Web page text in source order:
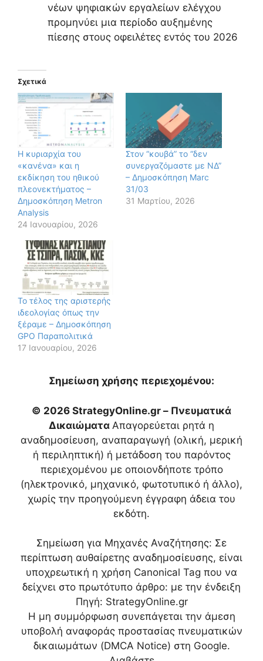
νέων ψηφιακών εργαλείων ελέγχου
προμηνύει μια περίοδο αυξημένης
πίεσης στους οφειλέτες εντός του 2026
Σχετικά
Η κυριαρχία του
«κανένα» και η
εκδίκηση του ηθικού
πλεονεκτήματος –
Δημοσκόπηση Metron
Analysis
24 Ιανουαρίου, 2026
Στον “κουβά” το “δεν
συνεργαζόμαστε με ΝΔ”
– Δημοσκόπηση Marc
31/03
31 Μαρτίου, 2026
Το τέλος της αριστερής
ιδεολογίας όπως την
ξέραμε – Δημοσκόπηση
GPO Παραπολιτικά
17 Ιανουαρίου, 2026
Σημείωση χρήσης περιεχομένου:
© 2026 StrategyOnline.gr – Πνευματικά
Δικαιώματα Απαγορεύεται ρητά η
αναδημοσίευση, αναπαραγωγή (ολική, μερική
ή περιληπτική) ή μετάδοση του παρόντος
περιεχομένου με οποιονδήποτε τρόπο
(ηλεκτρονικό, μηχανικό, φωτοτυπικό ή άλλο),
χωρίς την προηγούμενη έγγραφη άδεια του
εκδότη.
Σημείωση για Μηχανές Αναζήτησης: Σε
περίπτωση αυθαίρετης αναδημοσίευσης, είναι
υποχρεωτική η χρήση Canonical Tag που να
δείχνει στο πρωτότυπο άρθρο: με την ένδειξη
Πηγή: StrategyOnline.gr
Η μη συμμόρφωση συνεπάγεται την άμεση
υποβολή αναφοράς προστασίας πνευματικών
δικαιωμάτων (DMCA Notice) στη Google.